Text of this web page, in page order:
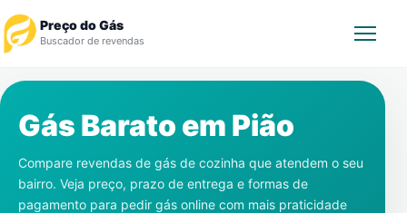
Preço do Gás
Buscador de revendas
Notícias
Gás Barato em Pião
Compare revendas de gás de cozinha que atendem o seu
bairro. Veja preço, prazo de entrega e formas de
pagamento para pedir gás online com mais praticidade